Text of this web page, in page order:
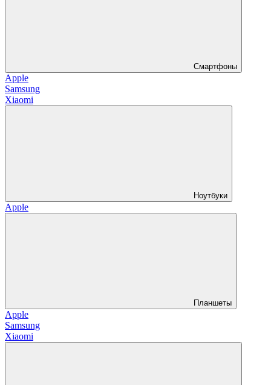
Смартфоны
Apple
Samsung
Xiaomi
Ноутбуки
Apple
Планшеты
Apple
Samsung
Xiaomi